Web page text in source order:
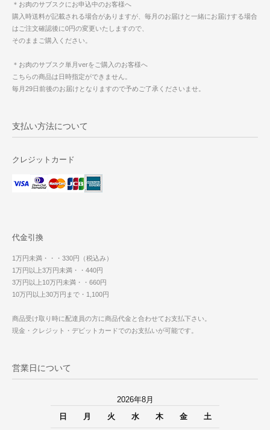
＊お肉のサブスクにお申込中のお客様へ
購入時送料が記載される場合がありますが、毎月のお届けと一緒にお届けする場合
はご注文確認後に0円の変更いたしますので、
そのままご購入ください。
＊お肉のサブスク単月verをご購入のお客様へ
こちらの商品は日時指定ができません。
毎月29日前後のお届けとなりますので予めご了承くださいませ。
支払い方法について
クレジットカード
代金引換
1万円未満・・・330円（税込み）
1万円以上3万円未満・・440円
3万円以上10万円未満・・660円
10万円以上30万円まで・1,100円
商品受け取り時に配達員の方に商品代金と合わせてお支払下さい。
現金・クレジット・デビットカードでのお支払いが可能です。
営業日について
2026年8月
日
月 火 水 木 金 土